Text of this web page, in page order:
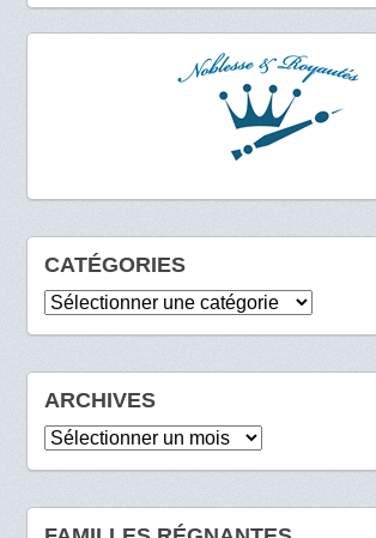
CATÉGORIES
Catégories
ARCHIVES
Archives